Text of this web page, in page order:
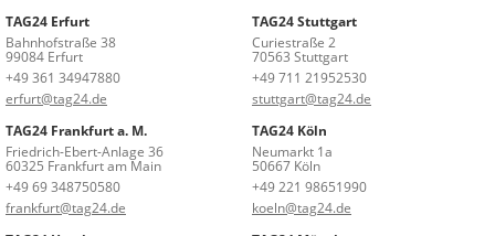
TAG24 Erfurt
Bahnhofstraße 38
99084 Erfurt
+49 361 34947880
erfurt@tag24.de
TAG24 Stuttgart
Curiestraße 2
70563 Stuttgart
+49 711 21952530
stuttgart@tag24.de
TAG24 Frankfurt a. M.
Friedrich-Ebert-Anlage 36
60325 Frankfurt am Main
+49 69 348750580
frankfurt@tag24.de
TAG24 Köln
Neumarkt 1a
50667 Köln
+49 221 98651990
koeln@tag24.de